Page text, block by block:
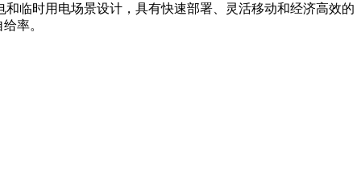
临时用电场景设计，具有快速部署、灵活移动和经济高效的
率。